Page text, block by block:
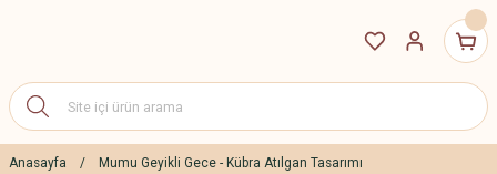
Anasayfa Mumu Geyikli Gece - Kübra Atılgan Tasarımı